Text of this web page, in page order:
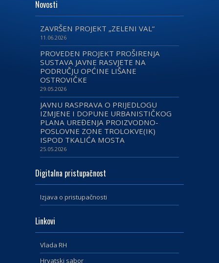
Novosti
ZAVRŠEN PROJEKT „ZELENI VAL“
11.06.2026
PROVEDEN PROJEKT PROŠIRENJA
SUSTAVA JAVNE RASVJETE NA
PODRUČJU OPĆINE LIŠANE
OSTROVIČKE
29.05.2026
JAVNU RASPRAVA O PRIJEDLOGU
IZMJENE I DOPUNE URBANISTIČKOG
PLANA UREĐENJA PROIZVODNO-
POSLOVNE ZONE TROLOKVE(IK)
ISPOD TKALIĆA MOSTA
25.05.2026
Digitalna pristupačnost
Izjava o pristupačnosti
Linkovi
Vlada RH
Hrvatski sabor